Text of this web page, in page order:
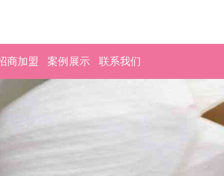
商加盟 案例展示 联系我们